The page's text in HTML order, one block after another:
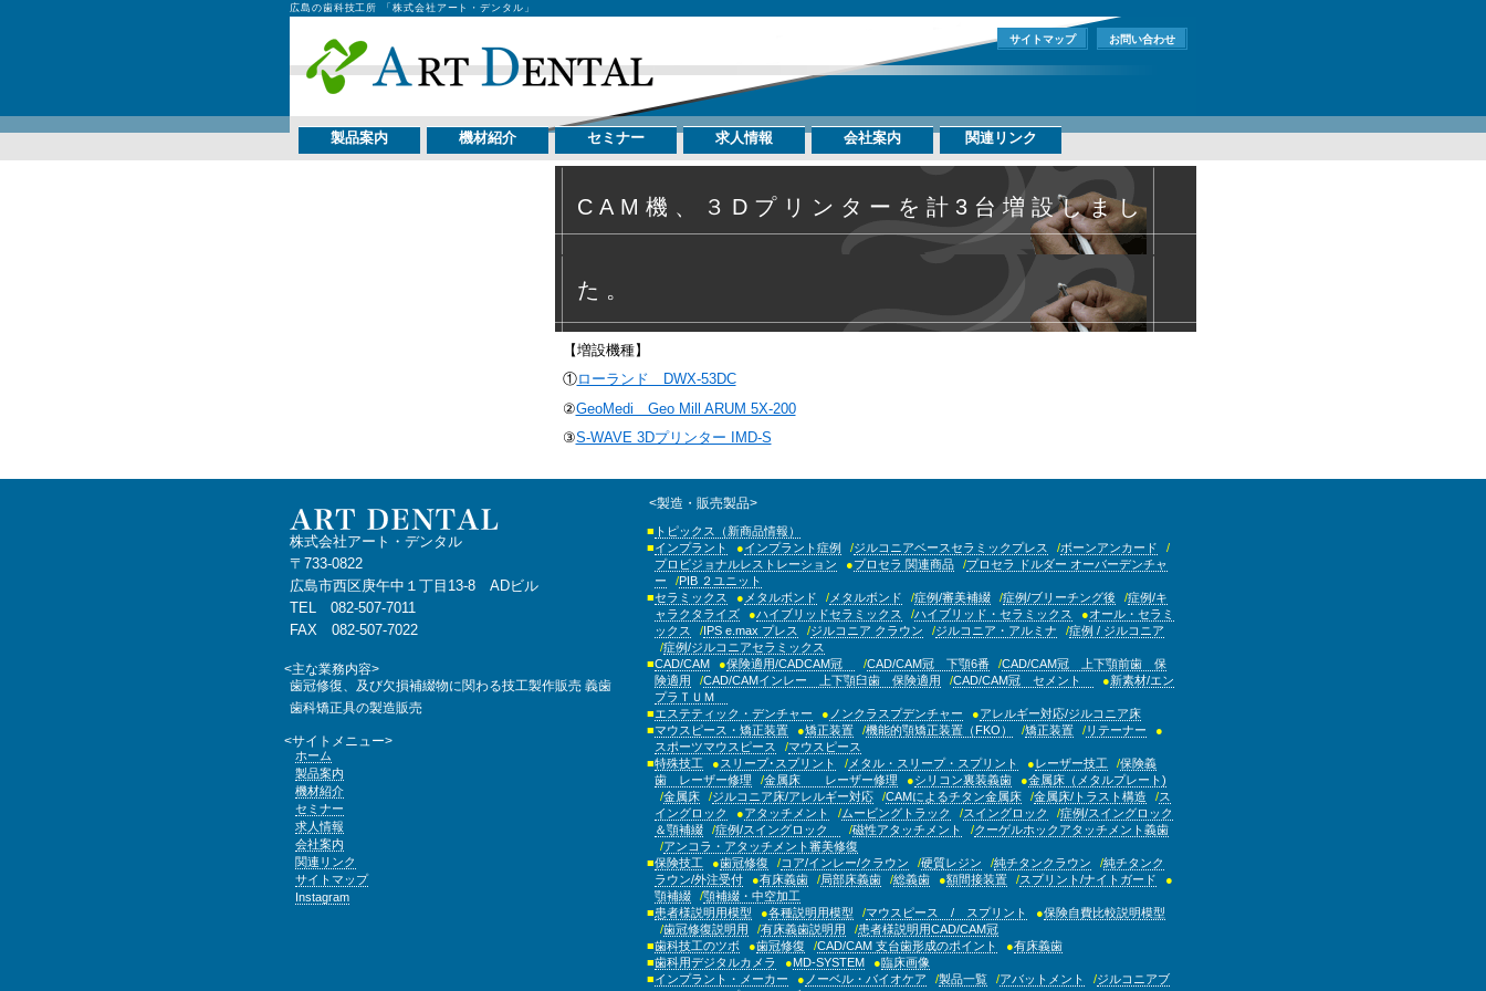
広島の歯科技工所 「株式会社アート・デンタル」
サイトマップ お問い合わせ
製品案内 機材紹介 セミナー 求人情報 会社案内 関連リンク
CAM機、３Dプリンターを計3台増設しまし
た。
【増設機種】
①ローランド DWX-53DC
②GeoMedi Geo Mill ARUM 5X-200
③S-WAVE 3Dプリンター IMD-S
株式会社アート・デンタル
〒733-0822
広島市西区庚午中１丁目13-8 ADビル
TEL 082-507-7011
FAX 082-507-7022
<主な業務内容>
歯冠修復、及び欠損補綴物に関わる技工製作販売 義歯
歯科矯正具の製造販売
<サイトメニュー>
ホーム
製品案内
機材紹介
セミナー
求人情報
会社案内
関連リンク
サイトマップ
Instagram
<製造・販売製品>
トピックス（新商品情報）
インプラント
インプラント症例 ジルコニアベースセラミックプレス
ボーンアンカード
プロビジョナルレストレーション
プロセラ 関連商品
プロセラ ドルダー オーバーデンチャ
ー
PIB ２ユニット
セラミックス
メタルボンド メタルボンド 症例/審美補綴 症例/ブリーチング後
症例/キ
ャラクタライズ
ハイブリッドセラミックス ハイブリッド・セラミックス
オール・セラミ
ックス
IPS e.max プレス ジルコニア クラウン ジルコニア・アルミナ
症例 / ジルコニア
症例/ジルコニアセラミックス
CAD/CAM
保険適用/CADCAM冠 CAD/CAM冠 下顎6番
CAD/CAM冠 上下顎前歯 保
険適用
CAD/CAMインレー 上下顎臼歯 保険適用 CAD/CAM冠 セメント
新素材/エン
プラＴＵＭ
エステティック・デンチャー
ノンクラスプデンチャー
アレルギー対応/ジルコニア床
マウスピース・矯正装置
矯正装置 機能的顎矯正装置（FKO） 矯正装置
リテーナー
スポーツマウスピース
マウスピース
特殊技工
スリープ･スプリント メタル・スリープ・スプリント レーザー技工
保険義
歯 レーザー修理
金属床 レーザー修理 シリコン裏装義歯
金属床（メタルプレート)
金属床
ジルコニア床/アレルギー対応 CAMによるチタン金属床 金属床/トラスト構造
ス
イングロック
アタッチメント ムービングトラック スイングロック
症例/スイングロック
＆顎補綴
症例/スイングロック 磁性アタッチメント
クーゲルホックアタッチメント義歯
アンコラ・アタッチメント審美修復
保険技工
歯冠修復 コア/インレー/クラウン 硬質レジン 純チタンクラウン
純チタンク
ラウン/外注受付
有床義歯 局部床義歯 総義歯 額間接装置
スプリント/ナイトガード
顎補綴
顎補綴・中空加工
患者様説明用模型
各種説明用模型 マウスピース / スプリント
保険自費比較説明模型
歯冠修復説明用
有床義歯説明用
患者様説明用CAD/CAM冠
歯科技工のツボ
歯冠修復 CAD/CAM 支台歯形成のポイント
有床義歯
歯科用デジタルカメラ
MD-SYSTEM
臨床画像
インプラント・メーカー
ノーベル・バイオケア 製品一覧 アバットメント
ジルコニアブ